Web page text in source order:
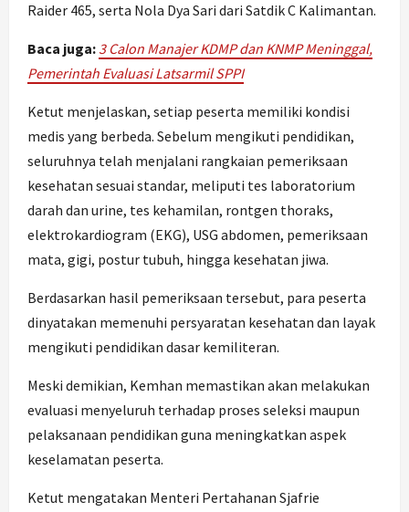
Raider 465, serta Nola Dya Sari dari Satdik C Kalimantan.
Baca juga: 3 Calon Manajer KDMP dan KNMP Meninggal,
Pemerintah Evaluasi Latsarmil SPPI
Ketut menjelaskan, setiap peserta memiliki kondisi
medis yang berbeda. Sebelum mengikuti pendidikan,
seluruhnya telah menjalani rangkaian pemeriksaan
kesehatan sesuai standar, meliputi tes laboratorium
darah dan urine, tes kehamilan, rontgen thoraks,
elektrokardiogram (EKG), USG abdomen, pemeriksaan
mata, gigi, postur tubuh, hingga kesehatan jiwa.
Berdasarkan hasil pemeriksaan tersebut, para peserta
dinyatakan memenuhi persyaratan kesehatan dan layak
mengikuti pendidikan dasar kemiliteran.
Meski demikian, Kemhan memastikan akan melakukan
evaluasi menyeluruh terhadap proses seleksi maupun
pelaksanaan pendidikan guna meningkatkan aspek
keselamatan peserta.
Ketut mengatakan Menteri Pertahanan Sjafrie